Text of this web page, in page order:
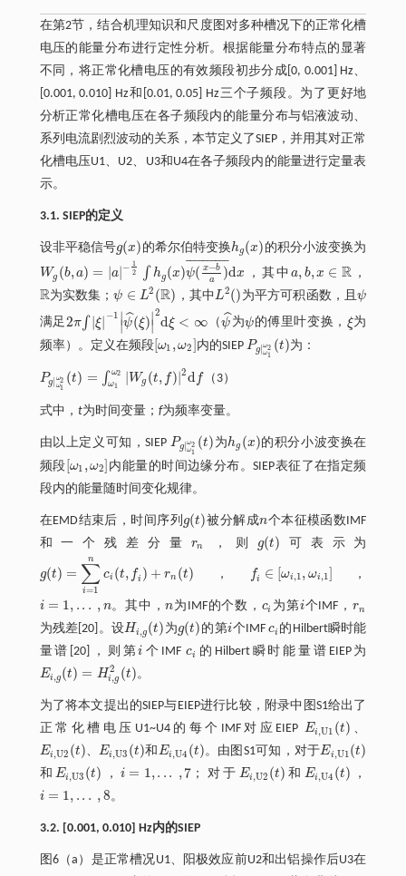
在第2节，结合机理知识和尺度图对多种槽况下的正常化槽
电压的能量分布进行定性分析。根据能量分布特点的显著
不同，将正常化槽电压的有效频段初步分成[0, 0.001] Hz、
[0.001, 0.010] Hz和[0.01, 0.05] Hz三个子频段。为了更好地
分析正常化槽电压在各子频段内的能量分布与铝液波动、
系列电流剧烈波动的关系，本节定义了SIEP，并用其对正常
化槽电压U1、U2、U3和U4在各子频段内的能量进行定量表
示。
3.1. SIEP的定义
设非平稳信号g(x)
g(x) 的希尔伯特变换hg (x)
hg(x) 的积分小波变换为
Wg (b,a) = a| − 1
2
∫ hg (x)ψ( x−b
a
)
¯ ¯
¯¯¯¯¯¯¯¯
dx
Wg(b,a)=a -1 ∫h x) ψ x-ba)¯dx ，其中a, b,x ∈ R
a,b,x∈ R ，
R
R为实数集；ψ ∈ L2 (R)
ψ ∈L 2( R) ，其中L2()
L2() 为平方可积函数，且ψ
ψ
满足2π∫ |ξ| −1 ∣
∣ψ
ˆ(ξ)∣
∣
2
dξ < ∞
2π∫ ξ 1ψ 2dξ<∞ （ψ
ˆ
ψ 为ψ
ψ的傅里叶变换， ξ
ξ为
频率）。定义在频段[ω1 ,ω2]
[ ω1 ,ω2 内的SIEP Pg| ω2
ω1
(t)
Pg|ω 1ω2(t
为：
Pg ω2
ω1
(t) = ∫ ω2
ω1
| Wg (t, f)|2df
Pg|ω 1ω 2(t) =∫ω ω2Wg( t,f) df （3）
式中， t为时间变量； f为频率变量。
由以上定义可知，SIEP Pg| ω2
ω1
(t)
Pg|ω 1ω2(t)
为hg (x)
hg (x)
的积分小波变换在
频段 [ω1 ,ω2]
ω1 ,ω2 内能量的时间边缘分布。SIEP表征了在指定频
段内的能量随时间变化规律。
在EMD结束后，时间序列 g(t)
g(t) 被分解成n
n个本征模函数IMF
和一个残差分量 rn
rn ，则 g(t)
g(t) 可表示为
g(t) = ∑
i=1
n
ci (t, fi ) + rn (t)
g(t)= ∑i= 1n i (t, f)+ rn(t ) ， fi ∈ [ωi ,1, ωi ,1]
f∈ω ,1,ωi, 1 ，
i = 1, . . . , n
i= 1, .. , n 。其中，n
n 为IMF的个数， ci
ci 为第i
i 个IMF， rn
rn
为残差[20]。设Hi ,g (t)
Hi,g(t) 为g(t)
g(t) 的第i
i 个IMFci
ci 的Hilbert瞬时能
量谱[20]，则第i
i 个IMFci
ci 的Hilbert瞬时能量谱EIEP为
Ei ,g (t) = H2
i ,g (t)
Ei,g(t)=Hi,g2(t) 。
为了将本文提出的SIEP与EIEP进行比较，附录中图S1给出了
正常化槽电压U1~U4的每个IMF对应EIEP Ei ,U1 (t)
Ei,U1( t) 、
Ei ,U2 (t)
Ei,U2( t) 、Ei ,U3 (t)
Ei,U3(t) 和Ei ,U4 (t)
Ei,U4( t) 。由图S1可知，对于Ei ,U1(t)
Ei,U1(t)
和Ei ,U3 (t)
Ei,U3(t) ，i = 1,. . . ,7
i=1, .. , 7 ；对于 Ei ,U2 (t)
Ei,U2( t) 和 Ei ,U4 (t)
Ei,U4( t) ，
i = 1, . . . ,8
i= 1, .. , 8 。
3.2. [0.001, 0.010] Hz内的SIEP
图6（a）是正常槽况U1、阳极效应前U2和出铝操作后U3在